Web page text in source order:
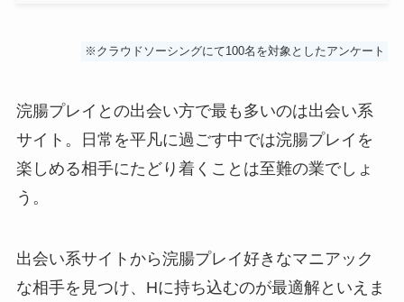
※クラウドソーシングにて100名を対象としたアンケート
浣腸プレイとの出会い方で最も多いのは出会い系
サイト。日常を平凡に過ごす中では浣腸プレイを
楽しめる相手にたどり着くことは至難の業でしょ
う。
出会い系サイトから浣腸プレイ好きなマニアック
な相手を見つけ、Hに持ち込むのが最適解といえま